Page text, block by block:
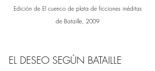
Edición de El cuenco de plata de ficciones inéditas
de Bataille, 2009
EL DESEO SEGÚN BATAILLE